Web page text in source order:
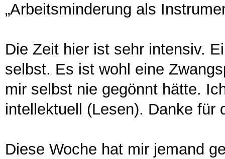
„Arbeitsminderung als
Die Zeit hier ist sehr intensiv.
selbst. Es ist wohl eine
mir selbst nie gegönnt hätte.
intellektuell (Lesen). Danke für
Diese Woche hat mir jemand